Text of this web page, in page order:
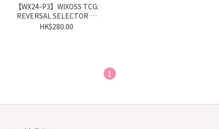
【WX24-P3】WIXOSS TCG:
REVERSAL SELECTOR 補
充包(原盒)
HK$280.00
1